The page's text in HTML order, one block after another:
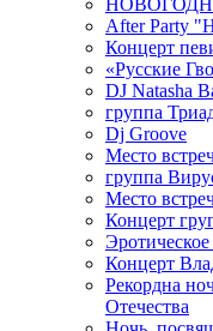
After Party
Концерт
«Русские
DJ Natasha
группа
Dj Groove
Место
группа
Место
Концерт
Концерт
Рекордна
Отечества